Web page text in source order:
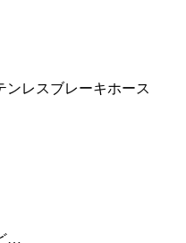
ンレスブレーキホース
…